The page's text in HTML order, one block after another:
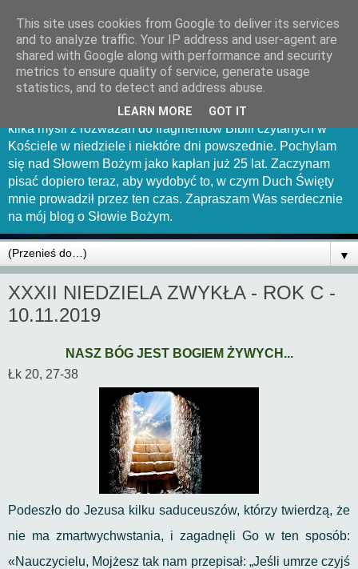
Mów Panie bo sługa Twój
słucha
Witam Was serdecznie na tej stronce. Chciałbym uchwycić
kilka myśli z rozważań do fragmentów Biblii czytanych w
Kościele w niedziele i niektóre dni powszednie. Pochylam
się nad Słowem Bożym jako kapłan już 25 lat. Zaczynam
pisać dopiero teraz, aby wydobyć to, w czym Duch Święty
mnie prowadził przez ten czas. Zapraszam Was serdecznie
na mój blog o Słowie Bożym.
▼
XXXII NIEDZIELA ZWYKŁA - ROK C -
10.11.2019
NASZ BÓG JEST BOGIEM ŻYWYCH...
Łk 20, 27-38
Podeszło do Jezusa kilku saduceuszów, którzy twierdzą, że
nie ma zmartwychwstania, i zagadnęli Go w ten sposób:
«Nauczycielu, Mojżesz tak nam przepisał: „Jeśli umrze czyjś
This site uses cookies from Google to deliver its services
and to analyze traffic. Your IP address and user-agent are
shared with Google along with performance and security
metrics to ensure quality of service, generate usage
statistics, and to detect and address abuse.
LEARN MORE GOT IT